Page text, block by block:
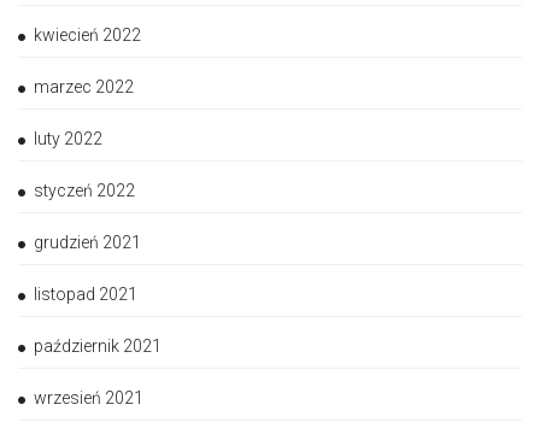
kwiecień 2022
marzec 2022
luty 2022
styczeń 2022
grudzień 2021
listopad 2021
październik 2021
wrzesień 2021